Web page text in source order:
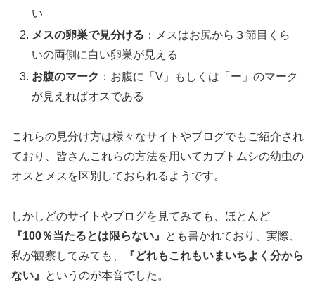
い
メスの卵巣で見分ける ：メスはお尻から３節目くら
いの両側に白い卵巣が見える
お腹のマーク ：お腹に「V」もしくは「ー」のマーク
が見えればオスである
これらの見分け方は様々なサイトやブログでもご紹介され
ており、皆さんこれらの方法を用いてカブトムシの幼虫の
オスとメスを区別しておられるようです。
しかしどのサイトやブログを見てみても、ほとんど
『100％当たるとは限らない』
とも書かれており、実際、
私が観察してみても、
『どれもこれもいまいちよく分から
ない』
というのが本音でした。